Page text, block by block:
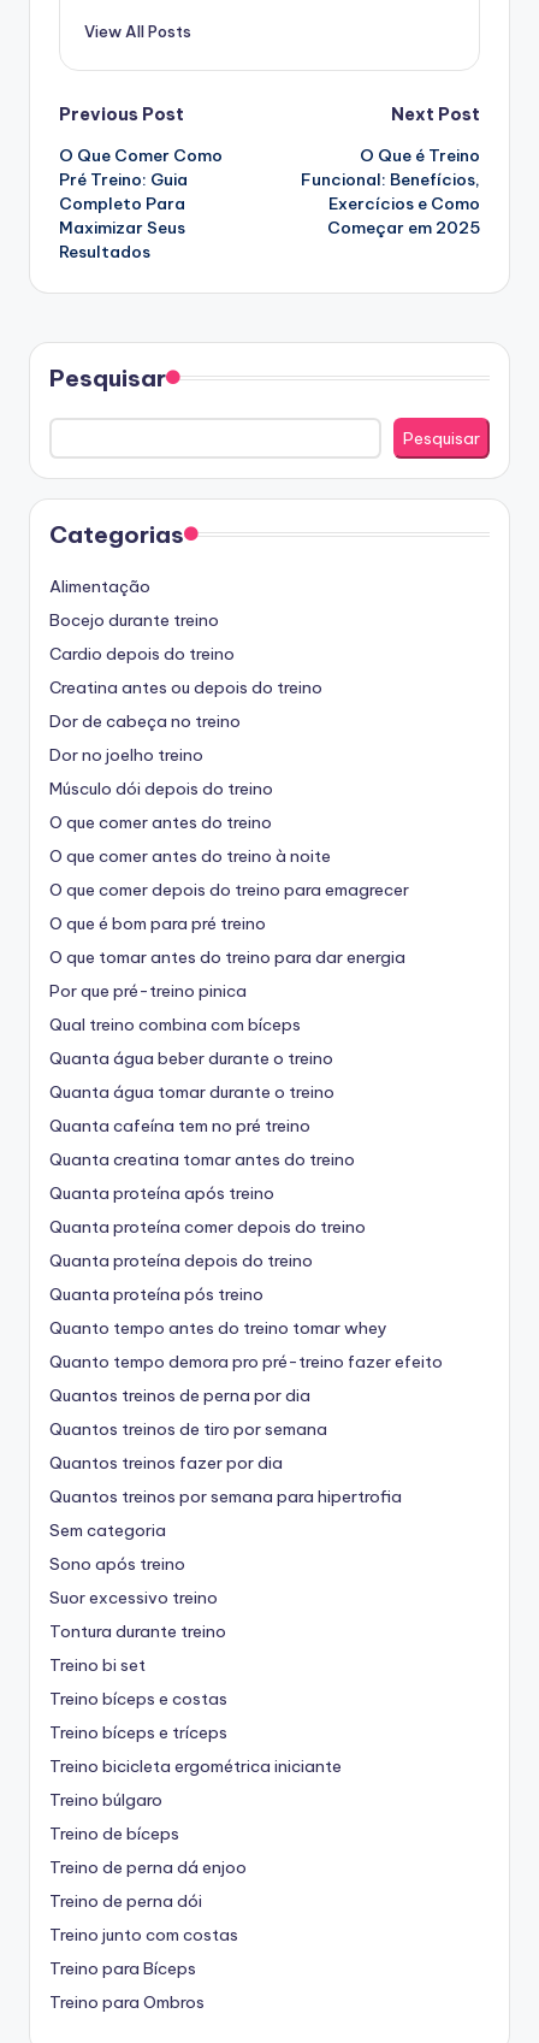
View All Posts
Post
navigation
Previous Post
O Que Comer Como
Pré Treino: Guia
Completo Para
Maximizar Seus
Resultados
Next Post
O Que é Treino
Funcional: Benefícios,
Exercícios e Como
Começar em 2025
Pesquisar
Pesquisar
Categorias
Alimentação
Bocejo durante treino
Cardio depois do treino
Creatina antes ou depois do treino
Dor de cabeça no treino
Dor no joelho treino
Músculo dói depois do treino
O que comer antes do treino
O que comer antes do treino à noite
O que comer depois do treino para emagrecer
O que é bom para pré treino
O que tomar antes do treino para dar energia
Por que pré-treino pinica
Qual treino combina com bíceps
Quanta água beber durante o treino
Quanta água tomar durante o treino
Quanta cafeína tem no pré treino
Quanta creatina tomar antes do treino
Quanta proteína após treino
Quanta proteína comer depois do treino
Quanta proteína depois do treino
Quanta proteína pós treino
Quanto tempo antes do treino tomar whey
Quanto tempo demora pro pré-treino fazer efeito
Quantos treinos de perna por dia
Quantos treinos de tiro por semana
Quantos treinos fazer por dia
Quantos treinos por semana para hipertrofia
Sem categoria
Sono após treino
Suor excessivo treino
Tontura durante treino
Treino bi set
Treino bíceps e costas
Treino bíceps e tríceps
Treino bicicleta ergométrica iniciante
Treino búlgaro
Treino de bíceps
Treino de perna dá enjoo
Treino de perna dói
Treino junto com costas
Treino para Bíceps
Treino para Ombros